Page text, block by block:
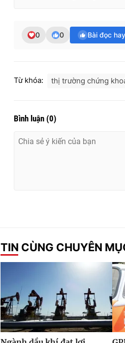
0 0 Bài đọc
Từ khóa: thị trường chứng
Bình luận (0)
TIN CÙNG CHUYÊN